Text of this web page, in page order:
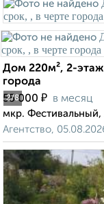
2/8
Дом 220м², 2-
города
55 000 ₽ в месяц
мкр.
Агентство,